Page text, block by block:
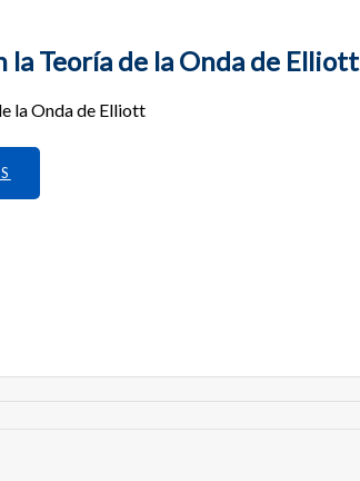
la Teoría de la Onda de Elliott
la Onda de Elliott